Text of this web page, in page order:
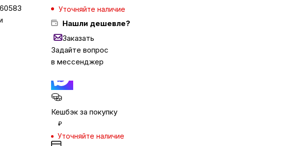
Бытовая техника
Красота и здоровье
Сумки и чемоданы
Для дома и дачи
Уточняйте наличие
Нашли дешевле?
Заказать
Задайте вопрос
в мессенджер
Кешбэк за покупку
₽
Уточняйте наличие